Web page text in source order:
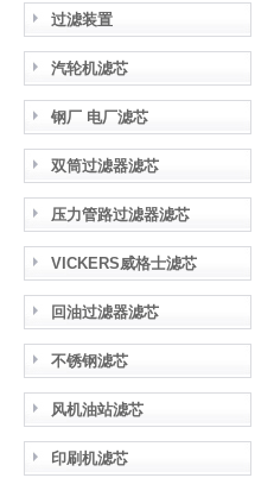
过滤装置
汽轮机滤芯
钢厂 电厂滤芯
双筒过滤器滤芯
压力管路过滤器滤芯
VICKERS威格士滤芯
回油过滤器滤芯
不锈钢滤芯
风机油站滤芯
印刷机滤芯